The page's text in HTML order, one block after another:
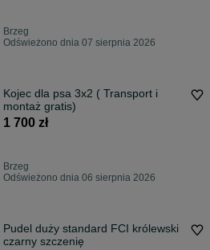
Brzeg
Odświeżono dnia 07 sierpnia 2026
Kojec dla psa 3x2 ( Transport i
montaż gratis)
1 700 zł
Brzeg
Odświeżono dnia 06 sierpnia 2026
Pudel duży standard FCI królewski
czarny szczenię